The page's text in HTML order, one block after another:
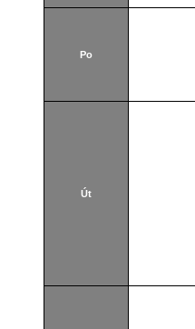
Po
Út